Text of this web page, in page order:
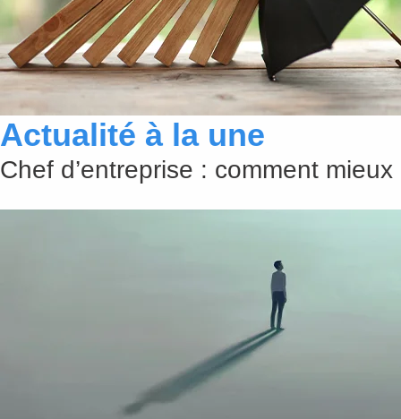
Actualité à la une
Chef d’entreprise : comment